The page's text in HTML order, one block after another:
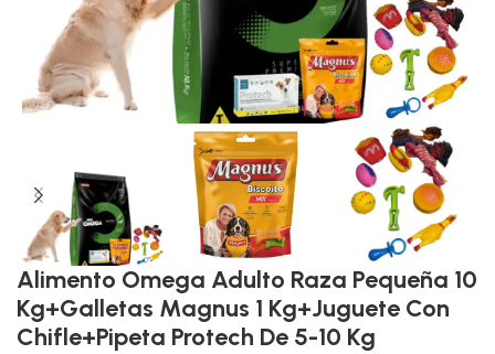
Alimento Omega Adulto Raza Pequeña 10
Kg+Galletas Magnus 1 Kg+Juguete Con
Chifle+Pipeta Protech De 5-10 Kg